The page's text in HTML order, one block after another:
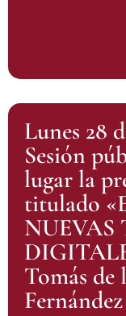
Lunes 28
Sesión
lugar la
titulado
NUEVAS
Tomás de